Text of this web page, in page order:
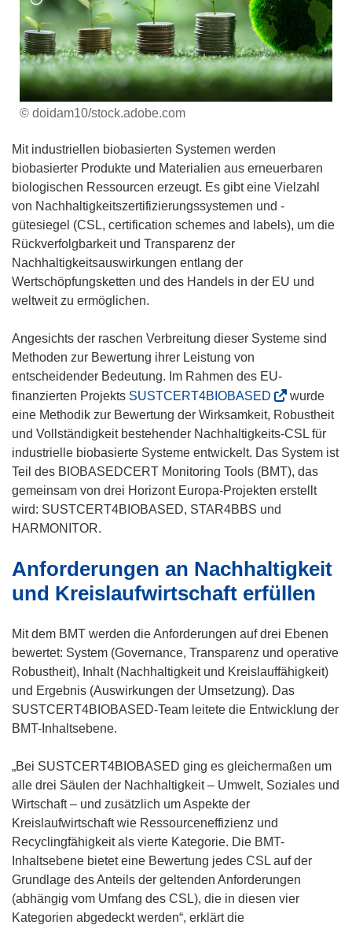
© doidam10/stock.adobe.com
Mit industriellen biobasierten Systemen werden
biobasierter Produkte und Materialien aus erneuerbaren
biologischen Ressourcen erzeugt. Es gibt eine Vielzahl
von Nachhaltigkeitszertifizierungssystemen und -
gütesiegel (CSL, certification schemes and labels), um die
Rückverfolgbarkeit und Transparenz der
Nachhaltigkeitsauswirkungen entlang der
Wertschöpfungsketten und des Handels in der EU und
weltweit zu ermöglichen.
Angesichts der raschen Verbreitung dieser Systeme sind
Methoden zur Bewertung ihrer Leistung von
entscheidender Bedeutung. Im Rahmen des EU-
finanzierten Projekts SUSTCERT4BIOBASED
ö
f
f
n
e
t
n
e
u
m
F
e
n
s
r
)
wurde
eine Methodik zur Bewertung der Wirksamkeit, Robustheit
und Vollständigkeit bestehender Nachhaltigkeits-CSL für
industrielle biobasierte Systeme entwickelt. Das System ist
Teil des BIOBASEDCERT Monitoring Tools (BMT), das
gemeinsam von drei Horizont Europa-Projekten erstellt
wird: SUSTCERT4BIOBASED, STAR4BBS und
HARMONITOR.
Anforderungen an Nachhaltigkeit
und Kreislaufwirtschaft erfüllen
Mit dem BMT werden die Anforderungen auf drei Ebenen
bewertet: System (Governance, Transparenz und operative
Robustheit), Inhalt (Nachhaltigkeit und Kreislauffähigkeit)
und Ergebnis (Auswirkungen der Umsetzung). Das
SUSTCERT4BIOBASED-Team leitete die Entwicklung der
BMT-Inhaltsebene.
„Bei SUSTCERT4BIOBASED ging es gleichermaßen um
alle drei Säulen der Nachhaltigkeit – Umwelt, Soziales und
Wirtschaft – und zusätzlich um Aspekte der
Kreislaufwirtschaft wie Ressourceneffizienz und
Recyclingfähigkeit als vierte Kategorie. Die BMT-
Inhaltsebene bietet eine Bewertung jedes CSL auf der
Grundlage des Anteils der geltenden Anforderungen
(abhängig vom Umfang des CSL), die in diesen vier
Kategorien abgedeckt werden“, erklärt die